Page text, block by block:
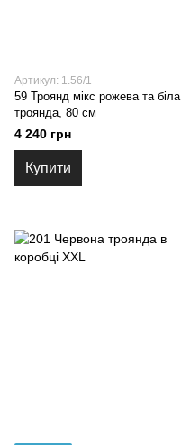
Артикул: 1.56/1
59 Троянд мікс рожева та біла
троянда, 80 см
4 240 грн
Купити